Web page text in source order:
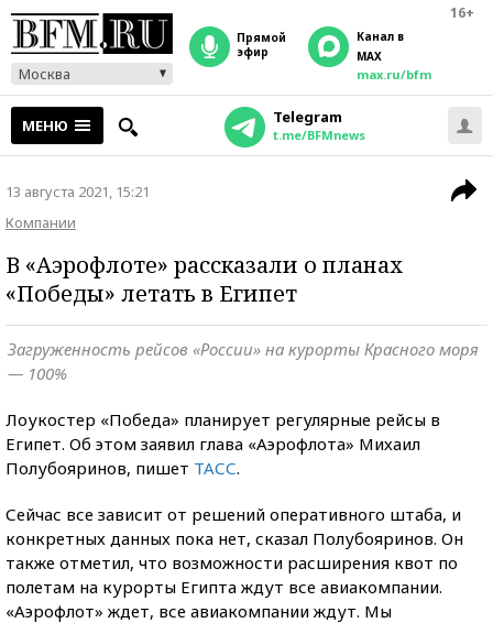
16+
Москва
прямой
эфир
Канал в
MAX
max.ru/bfm
МЕНЮ Telegram
t.me/BFMnews
13 августа 2021, 15:21
Компании
В «Аэрофлоте» рассказали о планах
«Победы» летать в Египет
Загруженность рейсов «России» на курорты Красного моря
— 100%
Лоукостер «Победа» планирует регулярные рейсы в
Египет. Об этом заявил глава «Аэрофлота» Михаил
Полубояринов, пишет ТАСС.
Сейчас все зависит от решений оперативного штаба, и
конкретных данных пока нет, сказал Полубояринов. Он
также отметил, что возможности расширения квот по
полетам на курорты Египта ждут все авиакомпании.
«Аэрофлот» ждет, все авиакомпании ждут. Мы